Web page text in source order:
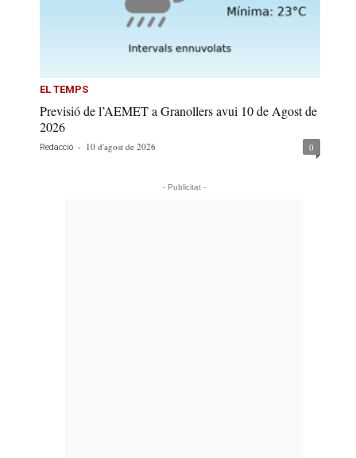
EL TEMPS
Previsió de l’AEMET a Granollers avui 10 de Agost de
2026
Redacció - 10 d'agost de 2026 0
- Publicitat -